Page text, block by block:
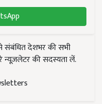
संबंधित देशभर की सभी
की सदस्यता लें.